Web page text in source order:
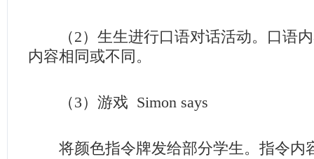
（2）生生进行口语对话活动。口语内
内容相同或不同。
（3）游戏 Simon says
将颜色指令牌发给部分学生。指令内